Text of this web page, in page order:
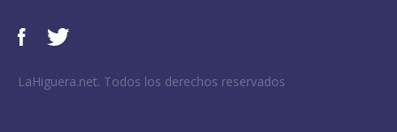
LaHiguera.net. Todos los derechos reservados